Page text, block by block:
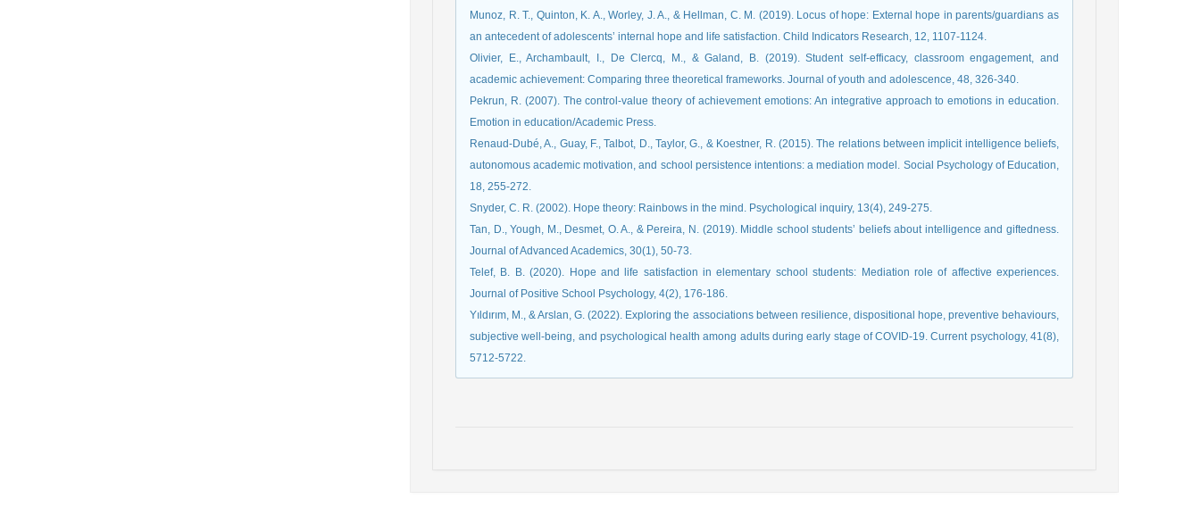
Munoz, R. T., Quinton, K. A., Worley, J. A., & Hellman, C. M. (2019). Locus of hope: External hope in parents/guardians as
Olivier, E., Archambault, I., De Clercq, M., & Galand, B. (2019). Student self-efficacy, classroom engagement, and
academic achievement: Comparing three theoretical frameworks. Journal of youth and adolescence, 48, 326-340.
Pekrun, R. (2007). The control-value theory of achievement emotions: An integrative approach to emotions in education.
Renaud-Dubé, A., Guay, F., Talbot, D., Taylor, G., & Koestner, R. (2015). The relations between implicit intelligence beliefs,
autonomous academic motivation, and school persistence intentions: a mediation model. Social Psychology of Education,
Tan, D., Yough, M., Desmet, O. A., & Pereira, N. (2019). Middle school students’ beliefs about intelligence and giftedness.
Telef, B. B. (2020). Hope and life satisfaction in elementary school students: Mediation role of affective experiences.
Yıldırım, M., & Arslan, G. (2022). Exploring the associations between resilience, dispositional hope, preventive behaviours,
subjective well-being, and psychological health among adults during early stage of COVID-19. Current psychology, 41(8),